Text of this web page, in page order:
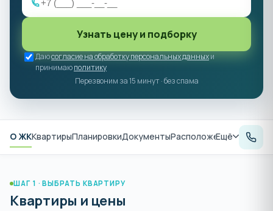
Узнать цену и подборку
Даюсогласие на обработку персональных данныхи
принимаюполитику
Перезвоним за 15 минут · без спама
О ЖККвартирыПланировкиДокументыРасположение
Ещё
ШАГ 1 · ВЫБРАТЬ КВАРТИРУ
Квартиры и цены